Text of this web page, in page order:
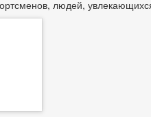
людей,